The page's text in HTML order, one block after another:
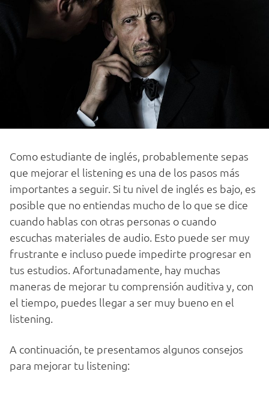
Como estudiante de inglés, probablemente sepas
que mejorar el listening es una de los pasos más
importantes a seguir. Si tu nivel de inglés es bajo, es
posible que no entiendas mucho de lo que se dice
cuando hablas con otras personas o cuando
escuchas materiales de audio. Esto puede ser muy
frustrante e incluso puede impedirte progresar en
tus estudios. Afortunadamente, hay muchas
maneras de mejorar tu comprensión auditiva y, con
el tiempo, puedes llegar a ser muy bueno en el
listening.
A continuación, te presentamos algunos consejos
para mejorar tu listening: